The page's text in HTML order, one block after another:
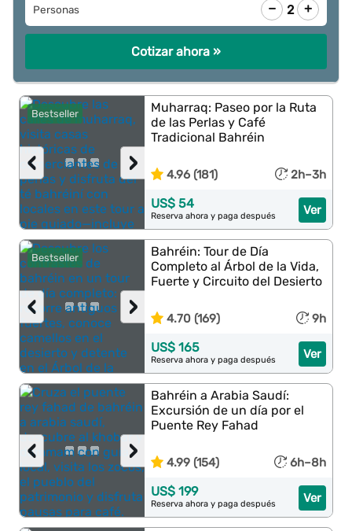
Personas − 2 +
Cotizar ahora »
Bestseller
›
‹
Muharraq: Paseo por la Ruta
de las Perlas y Café
Tradicional Bahréin
4.96 (181) 2h–3h
Ver
US$ 54
Reserva ahora y paga después
Bestseller
›
‹
Bahréin: Tour de Día
Completo al Árbol de la Vida,
Fuerte y Circuito del Desierto
4.70 (169) 9h
Ver
US$ 165
Reserva ahora y paga después
›
‹
Bahréin a Arabia Saudí:
Excursión de un día por el
Puente Rey Fahad
4.99 (154) 6h–8h
Ver
US$ 199
Reserva ahora y paga después